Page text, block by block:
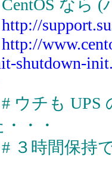
なら
http://
http://
shutdown-
ウチも
・・・
３時間保持